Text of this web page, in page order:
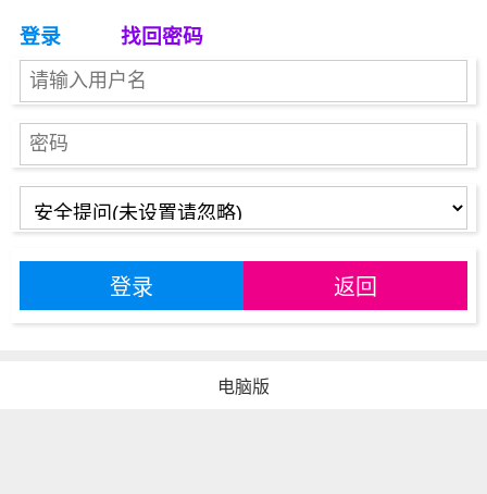
登录 找回密码
登录 返回
电脑版